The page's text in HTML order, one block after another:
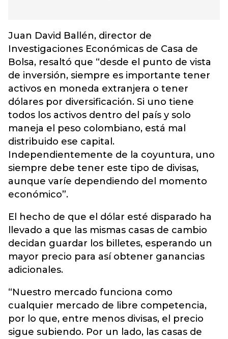
Juan David Ballén, director de
Investigaciones Económicas de Casa de
Bolsa, resaltó que “desde el punto de vista
de inversión, siempre es importante tener
activos en moneda extranjera o tener
dólares por diversificación. Si uno tiene
todos los activos dentro del país y solo
maneja el peso colombiano, está mal
distribuido ese capital.
Independientemente de la coyuntura, uno
siempre debe tener este tipo de divisas,
aunque varíe dependiendo del momento
económico”.
El hecho de que el dólar esté disparado ha
llevado a que las mismas casas de cambio
decidan guardar los billetes, esperando un
mayor precio para así obtener ganancias
adicionales.
“Nuestro mercado funciona como
cualquier mercado de libre competencia,
por lo que, entre menos divisas, el precio
sigue subiendo. Por un lado, las casas de